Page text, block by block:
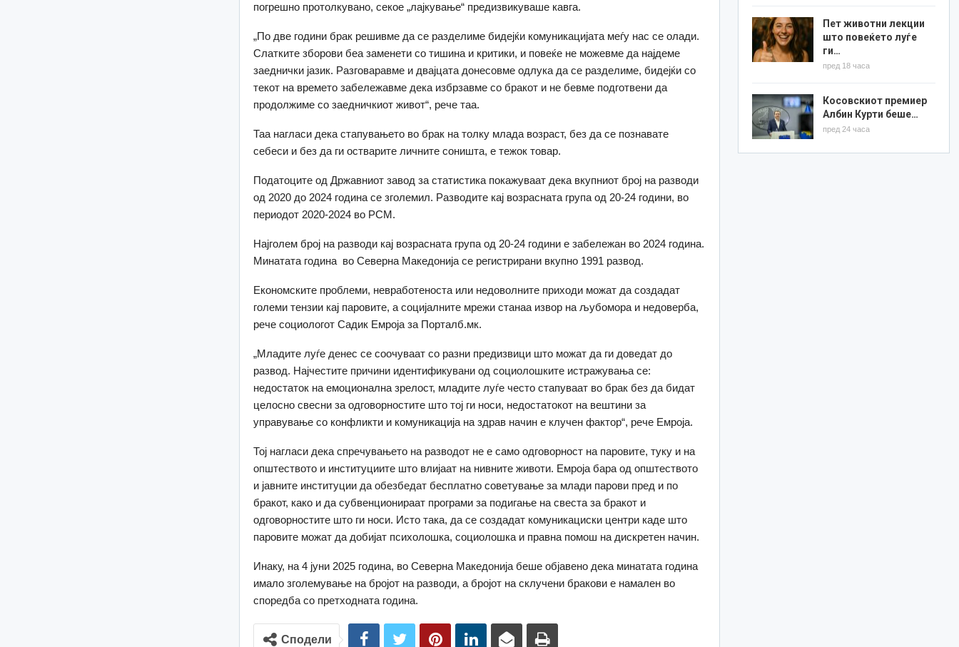
погрешно протолкувано, секое „лајкување“ предизвикуваше кавга.
„По две години брак решивме да се разделиме бидејќи комуникацијата меѓу нас се олади.
Слатките зборови беа заменети со тишина и критики, и повеќе не можевме да најдеме
заеднички јазик. Разговаравме и двајцата донесовме одлука да се разделиме, бидејќи со
текот на времето забележавме дека избрзавме со бракот и не бевме подготвени да
продолжиме со заедничкиот живот“, рече таа.
Таа нагласи дека стапувањето во брак на толку млада возраст, без да се познавате
себеси и без да ги остварите личните соништа, е тежок товар.
Податоците од Државниот завод за статистика покажуваат дека вкупниот број на разводи
од 2020 до 2024 година се зголемил. Разводите кај возрасната група од 20-24 години, во
периодот 2020-2024 во РСМ.
Најголем број на разводи кај возрасната група од 20-24 години е забележан во 2024 година.
Минатата година во Северна Македонија се регистрирани вкупно 1991 развод.
Економските проблеми, невработеноста или недоволните приходи можат да создадат
големи тензии кај паровите, а социјалните мрежи станаа извор на љубомора и недоверба,
рече социологот Садик Емроја за Порталб.мк.
„Младите луѓе денес се соочуваат со разни предизвици што можат да ги доведат до
развод. Најчестите причини идентификувани од социолошките истражувања се:
недостаток на емоционална зрелост, младите луѓе често стапуваат во брак без да бидат
целосно свесни за одговорностите што тој ги носи, недостатокот на вештини за
управување со конфликти и комуникација на здрав начин е клучен фактор“, рече Емроја.
Тој нагласи дека спречувањето на разводот не е само одговорност на паровите, туку и на
општеството и институциите што влијаат на нивните животи. Емроја бара од општеството
и јавните институции да обезбедат бесплатно советување за млади парови пред и по
бракот, како и да субвенционираат програми за подигање на свеста за бракот и
одговорностите што ги носи. Исто така, да се создадат комуникациски центри каде што
паровите можат да добијат психолошка, социолошка и правна помош на дискретен начин.
Инаку, на 4 јуни 2025 година, во Северна Македонија беше објавено дека минатата година
имало зголемување на бројот на разводи, а бројот на склучени бракови е намален во
споредба со претходната година.
Сподели
Пет животни лекции
што повеќето луѓе
ги…
пред 18 часа
Косовскиот премиер
Албин Курти беше…
пред 24 часа